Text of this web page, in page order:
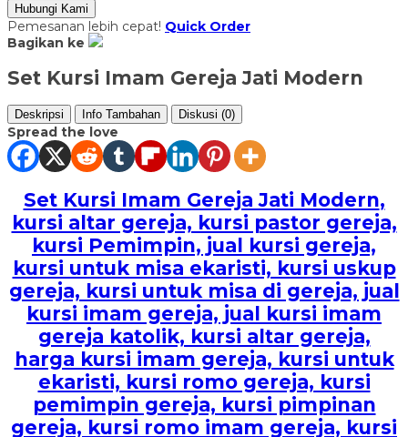
Hubungi Kami
Pemesanan lebih cepat! Quick Order
Bagikan ke
Set Kursi Imam Gereja Jati Modern
Deskripsi Info Tambahan Diskusi (0)
Spread the love
Set Kursi Imam Gereja Jati Modern,
kursi altar gereja, kursi pastor gereja,
kursi Pemimpin, jual kursi gereja,
kursi untuk misa ekaristi, kursi uskup
gereja, kursi untuk misa di gereja, jual
kursi imam gereja, jual kursi imam
gereja katolik, kursi altar gereja,
harga kursi imam gereja, kursi untuk
ekaristi, kursi romo gereja, kursi
pemimpin gereja, kursi pimpinan
gereja, kursi romo imam gereja, kursi